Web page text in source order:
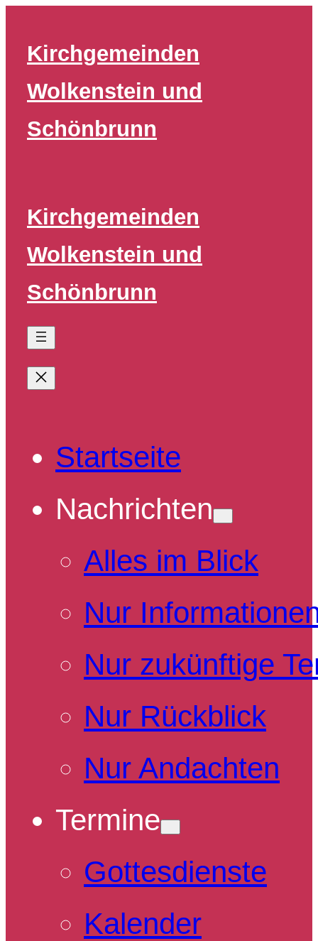
springen
Kirchgemeinden
Wolkenstein und
Schönbrunn
Kirchgemeinden
Wolkenstein und
Schönbrunn
Startseite
Nachrichten
Alles im Blick
Nur
Nur zukünftige
Nur Rückblick
Nur Andachten
Termine
Gottesdienste
Kalender